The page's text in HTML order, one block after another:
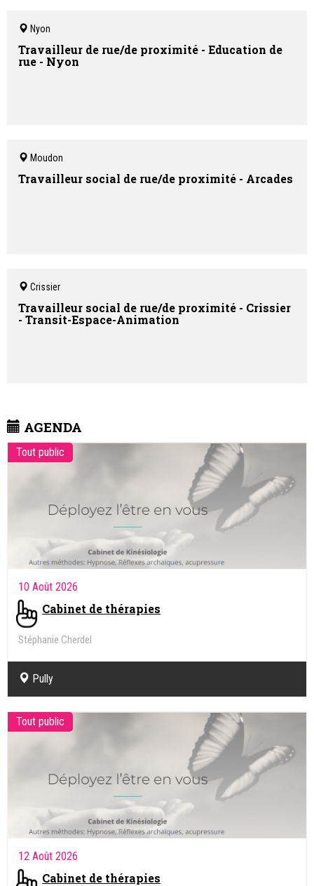
Nyon
Travailleur de rue/de proximité - Education de
rue - Nyon
Moudon
Travailleur social de rue/de proximité - Arcades
Crissier
Travailleur social de rue/de proximité - Crissier
- Transit-Espace-Animation
AGENDA
Tout public
10 Août 2026
Cabinet de thérapies
Stéphanie Cherdel
Pully
Tout public
12 Août 2026
Cabinet de thérapies